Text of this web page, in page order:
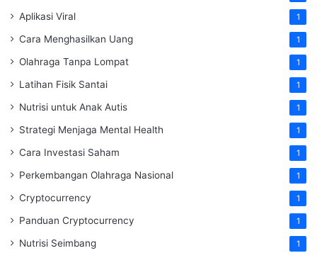
Aplikasi Viral 1
Cara Menghasilkan Uang 1
Olahraga Tanpa Lompat 1
Latihan Fisik Santai 1
Nutrisi untuk Anak Autis 1
Strategi Menjaga Mental Health 1
Cara Investasi Saham 1
Perkembangan Olahraga Nasional 1
Cryptocurrency 1
Panduan Cryptocurrency 1
Nutrisi Seimbang 1